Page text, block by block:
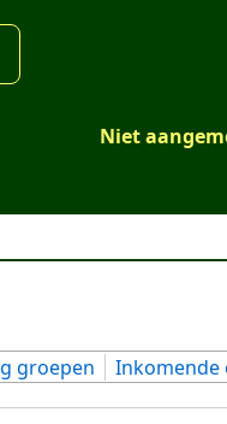
Niet
groepen
Inkomende